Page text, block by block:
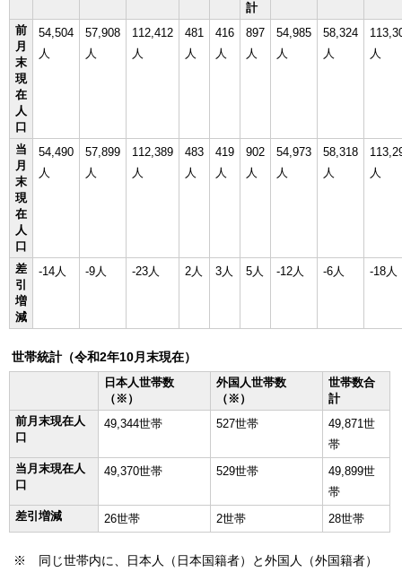
計
前
月
末
現
在
人
口
54,504
人
57,908
人
112,412
人
481
人
416
人
897
人
54,985
人
58,324
人
人
当
月
末
現
在
人
口
54,490
人
57,899
人
112,389
人
483
人
419
人
902
人
54,973
人
58,318
人
人
差
引
増
減
-14人 -9人 -23人 2人 3人 5人 -12人 -6人 -18人
世帯統計（令和2年10月末現在）
日本人世帯数
（※）
外国人世帯数
（※）
世帯数合
計
前月末現在人
口
49,344世帯 527世帯
49,871世
帯
当月末現在人
口
49,370世帯 529世帯
49,899世
帯
差引増減
26世帯 2世帯 28世帯
※ 同じ世帯内に、日本人（日本国籍者）と外国人（外国籍者）